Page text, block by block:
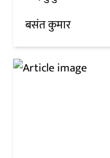
बसंत कुमार